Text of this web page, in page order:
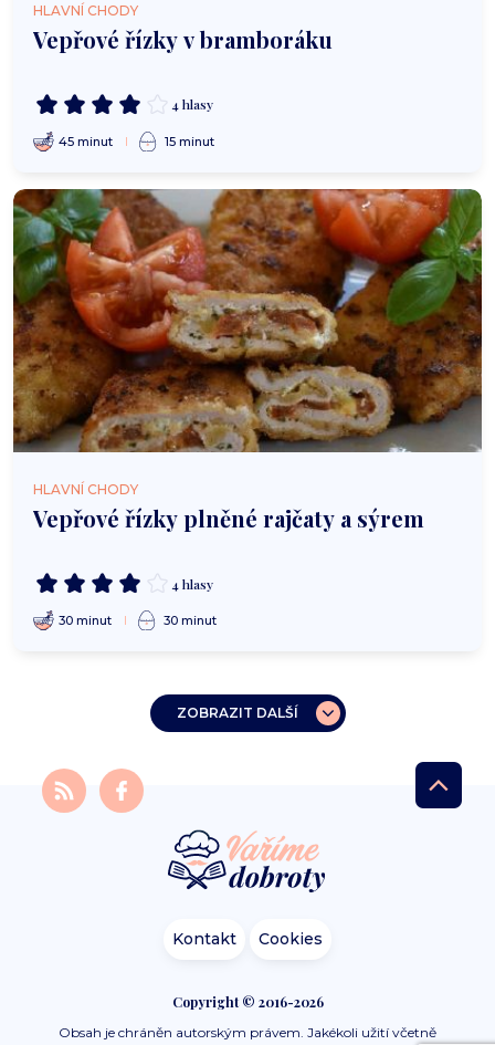
HLAVNÍ CHODY
Vepřové řízky v bramboráku
4 hlasy
45 minut 15 minut
HLAVNÍ CHODY
Vepřové řízky plněné rajčaty a sýrem
4 hlasy
30 minut 30 minut
ZOBRAZIT DALŠÍ
Kontakt Cookies
Copyright © 2016-2026
Obsah je chráněn autorským právem. Jakékoli užití včetně